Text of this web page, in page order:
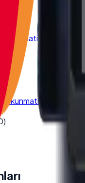
Bilgisayar
Bilgisayar
)